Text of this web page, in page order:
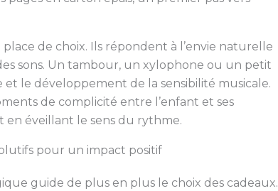
de choix. Ils répondent à l’envie naturelle
sons. Un tambour, un xylophone ou un petit
le développement de la sensibilité musicale.
de complicité entre l’enfant et ses
éveillant le sens du rythme.
pour un impact positif
guide de plus en plus le choix des cadeaux.